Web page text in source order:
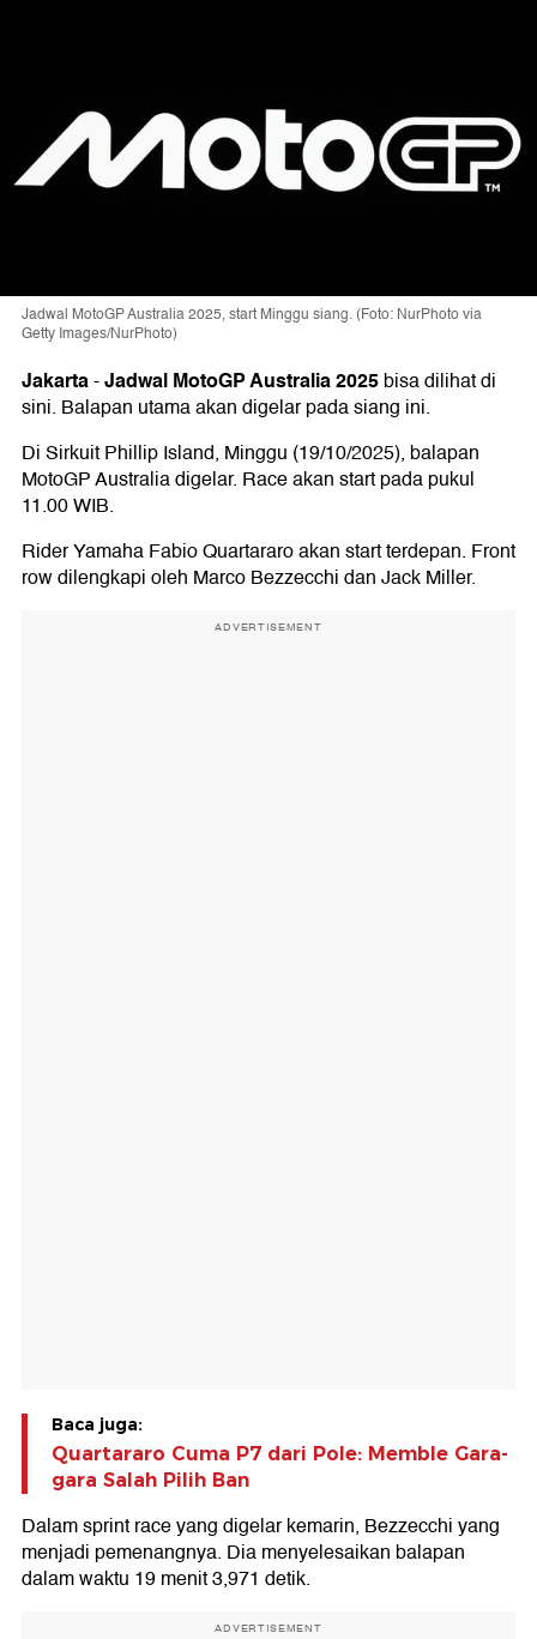
Jadwal MotoGP Australia 2025, start Minggu siang. (Foto: NurPhoto via
Getty Images/NurPhoto)
Jakarta-JadwalMotoGP Australia 2025bisa dilihat di
sini. Balapan utama akan digelar pada siang ini.
Di Sirkuit Phillip Island, Minggu (19/10/2025), balapan
MotoGP Australia digelar. Race akan start pada pukul
11.00 WIB.
Rider Yamaha Fabio Quartararo akan start terdepan. Front
row dilengkapi oleh Marco Bezzecchi dan Jack Miller.
ADVERTISEMENT
Baca juga:
Quartararo Cuma P7 dari Pole: Memble Gara-
gara Salah Pilih Ban
Dalam sprint race yang digelar kemarin, Bezzecchi yang
menjadi pemenangnya. Dia menyelesaikan balapan
dalam waktu 19 menit 3,971 detik.
ADVERTISEMENT